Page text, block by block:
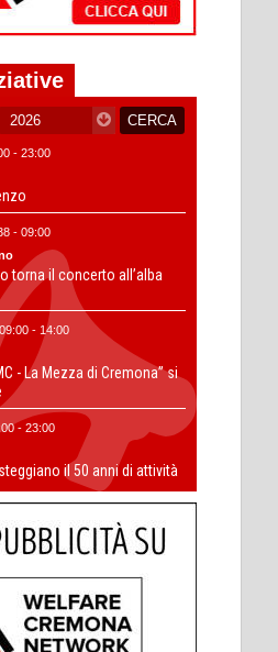
- 23:00
- 09:00
torna il concerto all’alba
- 14:00
- La Mezza di Cremona” si
- 23:00
il 50 anni di attività